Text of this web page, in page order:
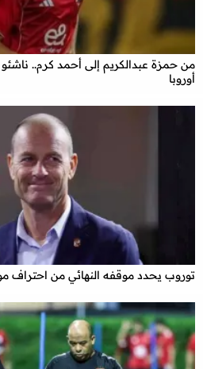
من حمزة عبدالكريم إلى أحمد كرم..
أوروبا
توروب يحدد موقفه النهائي من احتراف